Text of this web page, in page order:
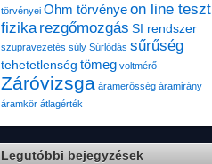
törvényei Ohm törvényeon line teszt
fizika rezgőmozgás SI rendszer
szupravezetés súly Súrlódás sűrűség
tehetetlenség tömeg voltmérő
Záróvizsga áramerősség áramirány
áramkör átlagérték
Legutóbbi bejegyzések